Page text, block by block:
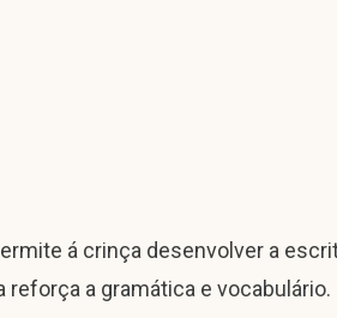
á crinça desenvolver a
reforça a gramática e vocabulário.